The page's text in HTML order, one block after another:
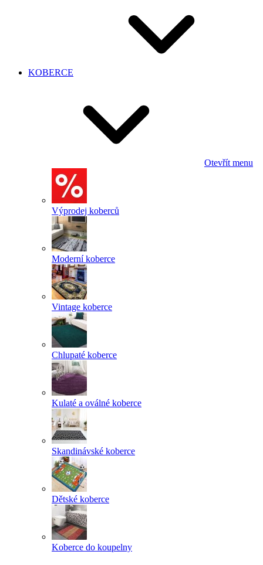
KOBERCE
Otevřít menu
Výprodej koberců
Moderní koberce
Vintage koberce
Chlupaté koberce
Kulaté a oválné koberce
Skandinávské koberce
Dětské koberce
Koberce do koupelny